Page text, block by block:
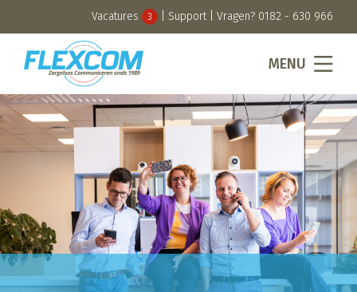
Vacatures 3 Support| Vragen? 0182 - 630 966
MENU